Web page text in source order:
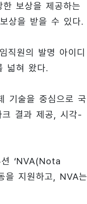
보상을 제공하는
상을 받을 수 있다.
직원의 발명 아이디
넓혀 왔다.
기술을 중심으로 국
결과 제공, 시각-
‘NVA(Nota
을 지원하고, NVA는